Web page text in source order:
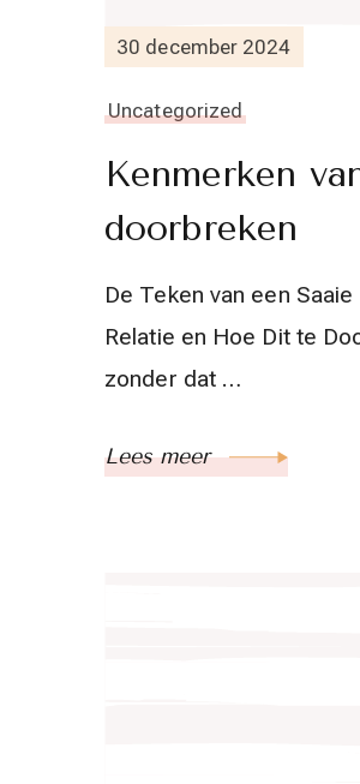
30 december 2024
Uncategorized
Kenmerken
doorbreken
De Teken van een
Relatie en Hoe Dit te
zonder dat …
Lees meer